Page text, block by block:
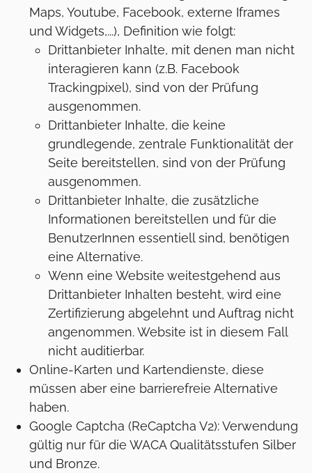
Maps, Youtube, Facebook, externe Iframes
und Widgets,...), Definition wie folgt:
Drittanbieter Inhalte, mit denen man nicht
interagieren kann (z.B. Facebook
Trackingpixel), sind von der Prüfung
ausgenommen.
Drittanbieter Inhalte, die keine
grundlegende, zentrale Funktionalität der
Seite bereitstellen, sind von der Prüfung
ausgenommen.
Drittanbieter Inhalte, die zusätzliche
Informationen bereitstellen und für die
BenutzerInnen essentiell sind, benötigen
eine Alternative.
Wenn eine Website weitestgehend aus
Drittanbieter Inhalten besteht, wird eine
Zertifizierung abgelehnt und Auftrag nicht
angenommen. Website ist in diesem Fall
nicht auditierbar.
Online-Karten und Kartendienste, diese
müssen aber eine barrierefreie Alternative
haben.
Google Captcha (ReCaptcha V2): Verwendung
gültig nur für die WACA Qualitätsstufen Silber
und Bronze.